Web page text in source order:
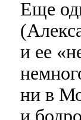
Еще
и ее
ни в